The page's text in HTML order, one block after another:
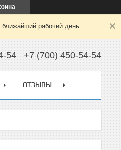
ближайший рабочий день.
54 +7 (700) 450-54-54
ОТЗЫВЫ